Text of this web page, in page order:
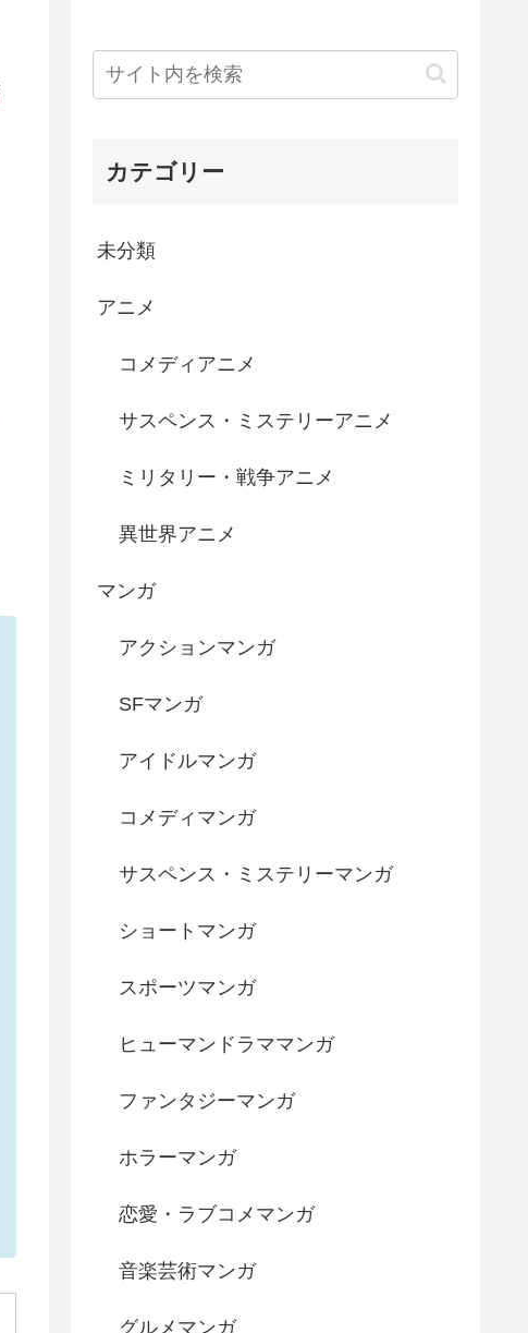
カテゴリー
未分類
アニメ
コメディアニメ
サスペンス・ミステリーアニメ
ミリタリー・戦争アニメ
異世界アニメ
マンガ
アクションマンガ
SFマンガ
アイドルマンガ
コメディマンガ
サスペンス・ミステリーマンガ
ショートマンガ
スポーツマンガ
ヒューマンドラママンガ
ファンタジーマンガ
ホラーマンガ
恋愛・ラブコメマンガ
音楽芸術マンガ
グルメマンガ